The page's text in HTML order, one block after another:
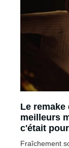
Le
meilleurs
c'était
Fraîchement